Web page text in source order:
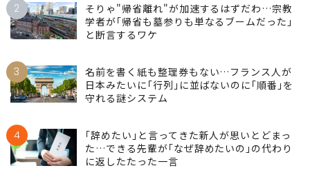
2
そりゃ"帰省離れ"が加速するはずだわ…宗教
学者が｢帰省も墓参りも単なるブームだった｣
と断言するワケ
3
名前を書く紙も整理券もない…フランス人が
日本みたいに｢行列｣に並ばないのに｢順番｣を
守れる謎システム
4
｢辞めたい｣と言ってきた新人が思いとどまっ
た…できる先輩が｢なぜ辞めたいの｣の代わり
に返したたった一言